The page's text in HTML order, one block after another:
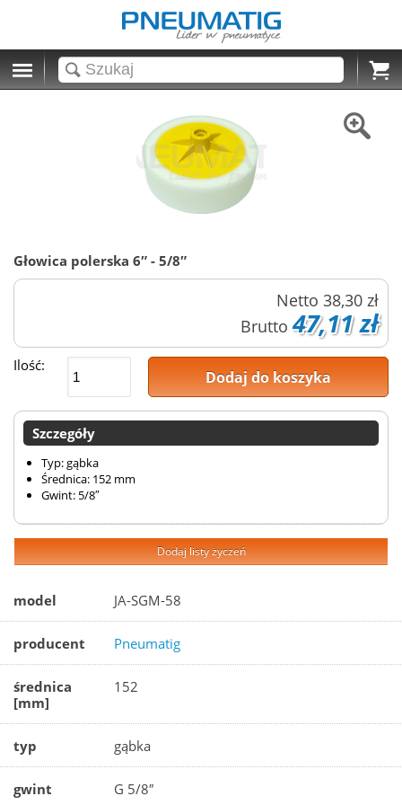
Cart
Głowica polerska 6″ - 5/8″
Netto 38,30 zł
Brutto 47,11 zł
Ilość:
Dodaj do koszyka
Szczegóły
Typ: gąbka
Średnica: 152 mm
Gwint: 5/8″
Dodaj listy życzeń
model JA-SGM-58
producent Pneumatig
średnica
[mm]
152
typ gąbka
gwint G 5/8″